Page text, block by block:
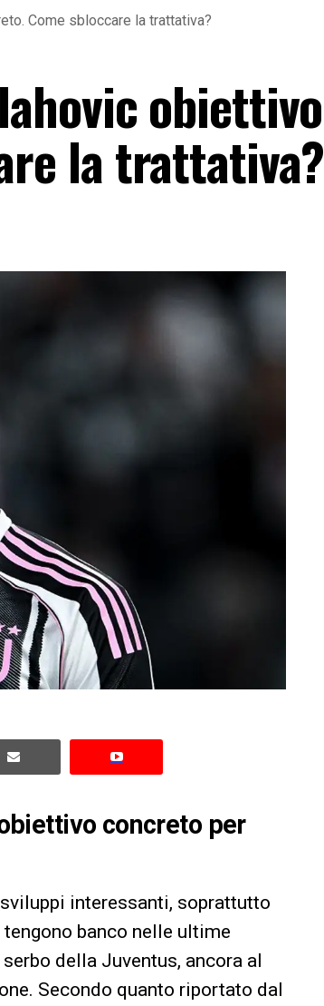
Come sbloccare la trattativa?
obiettivo
la trattativa?
concreto per
interessanti, soprattutto
banco nelle ultime
della Juventus, ancora al
Secondo quanto riportato dal